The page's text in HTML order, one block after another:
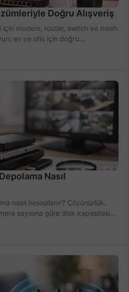
Doğru Alışveriş
için modem, router, switch ve mesh
ev ve ofis için doğru
Nasıl
nasıl hesaplanır? Çözünürlük,
sayısına göre disk kapasitesini